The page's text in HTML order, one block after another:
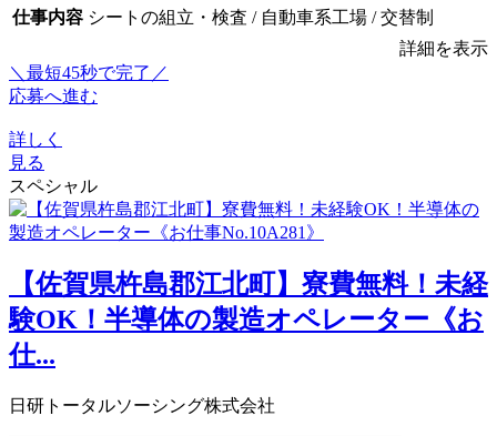
仕事内容 シートの組立・検査 / 自動車系工場 / 交替制
詳細を表示
＼最短45秒で完了／
応募へ進む
詳しく
見る
スペシャル
【佐賀県杵島郡江北町】寮費無料！未経
験OK！半導体の製造オペレーター《お
仕...
日研トータルソーシング株式会社